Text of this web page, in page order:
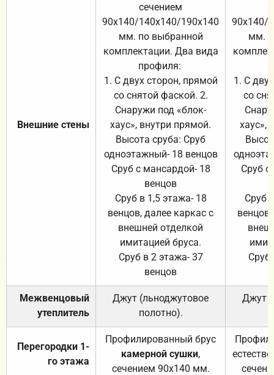
Внешние стены
сечением
90х140/140х140/190х140
мм. по выбранной
комплектации. Два вида
профиля:
1. С двух сторон, прямой
со снятой фаской. 2.
Снаружи под «блок-
хаус», внутри прямой.
Высота сруба: Сруб
одноэтажный- 18 венцов
Сруб с мансардой- 18
венцов
Сруб в 1,5 этажа- 18
венцов, далее каркас с
внешней отделкой
имитацией бруса.
Сруб в 2 этажа- 37
венцов
90х140/
мм.
1. С
со
хаус»,
Сруб с
Сруб
Сруб
Межвенцовый
утеплитель
Джут (льноджутовое
полотно).
Джут
Перегородки 1-
го этажа
Профилированный брус
камерной сушки,
сечением 90х140 мм.